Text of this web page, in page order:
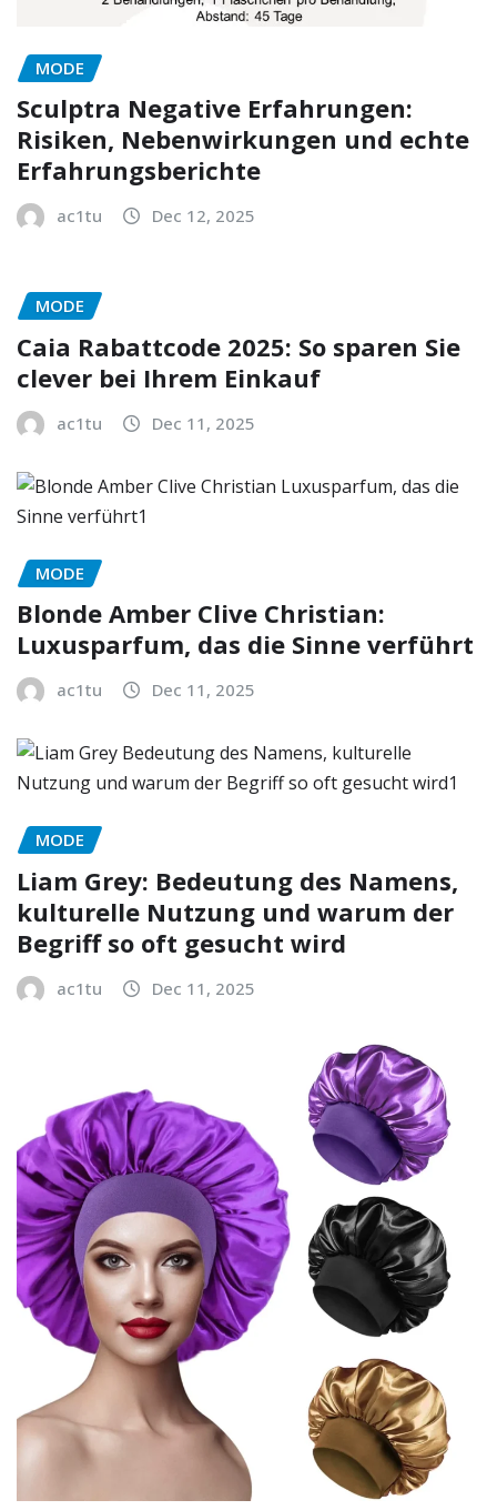
MODE
Sculptra Negative Erfahrungen:
Risiken, Nebenwirkungen und echte
Erfahrungsberichte
ac1tu Dec 12, 2025
MODE
Caia Rabattcode 2025: So sparen Sie
clever bei Ihrem Einkauf
ac1tu Dec 11, 2025
MODE
Blonde Amber Clive Christian:
Luxusparfum, das die Sinne verführt
ac1tu Dec 11, 2025
MODE
Liam Grey: Bedeutung des Namens,
kulturelle Nutzung und warum der
Begriff so oft gesucht wird
ac1tu Dec 11, 2025